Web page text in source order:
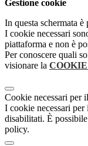
Gestione cookie
In questa schermata
I cookie necessari
piattaforma e non è
Per conoscere quali
visionare la
Cookie necessari per
I cookie necessari per
disabilitati. È
policy.